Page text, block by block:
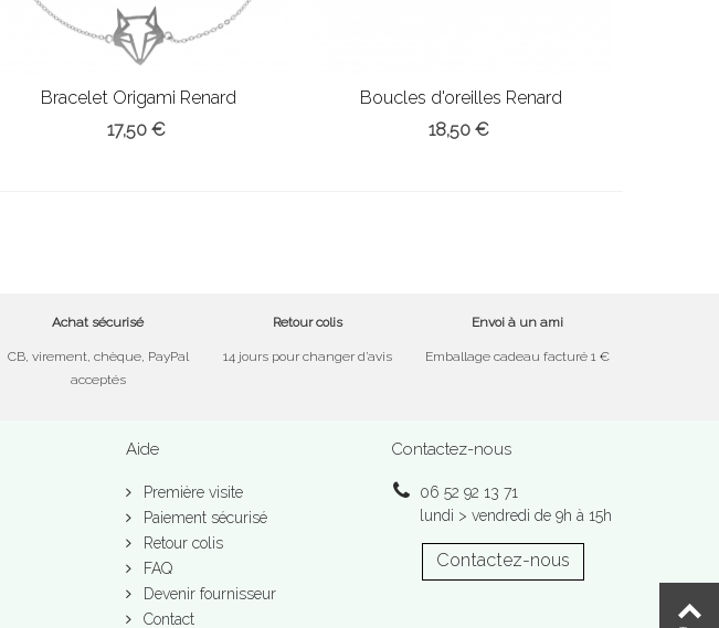
Bracelet Origami Renard
17,50 €
Boucles d'oreilles Renard
18,50 €
Achat sécurisé
CB, virement, chèque, PayPal
acceptés
Retour colis
14 jours pour changer d’avis
Envoi à un ami
Emballage cadeau facturé 1 €
Aide
Première visite
Paiement sécurisé
Retour colis
FAQ
Devenir fournisseur
Contact
Contactez-nous
06 52 92 13 71
lundi > vendredi de 9h à 15h
Contactez-nous